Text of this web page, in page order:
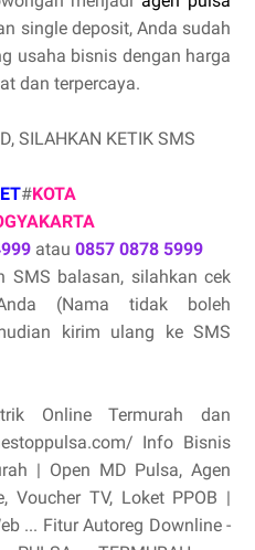
single deposit, Anda sudah
usaha bisnis dengan harga
dan terpercaya.
SILAHKAN KETIK SMS
#KOTA
atau 0857 0878 5999
SMS balasan, silahkan cek
(Nama tidak boleh
kirim ulang ke SMS
Online Termurah dan
Info Bisnis
| Open MD Pulsa, Agen
Voucher TV, Loket PPOB |
... Fitur Autoreg Downline -